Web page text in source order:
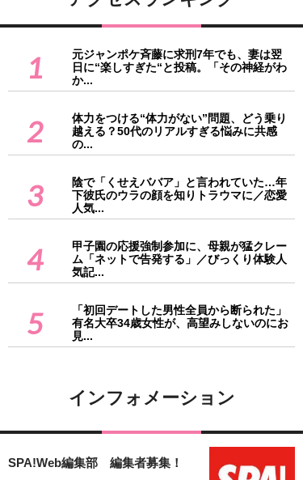
1
元ジャンポケ斉藤に求刑7年でも、妻は翌
日に“楽しすぎた“と投稿。「その神経がわ
か...
2
体力をつける“体力がない”問題、どう乗り
越える？50代のリアルすぎる悩みに共感
の...
3
陰で「くせえババア」と言われていた…年
下彼氏のウラの顔を知りトラウマに／恋愛
人気...
4
甲子園の応援強制参加に、母親が猛クレー
ム「ネットで告発する」／びっくり体験人
気記...
5
「初回デートした男性全員から断られた」
有名大卒34歳女性が、高望みしないのにお
見...
インフォメーション
SPA!Web編集部 編集者募集！